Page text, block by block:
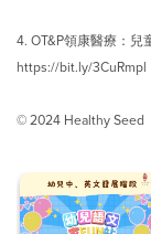
4. OT&P領康醫療：
https://bit.ly/3CuRmpl
© 2024 Healthy Seed